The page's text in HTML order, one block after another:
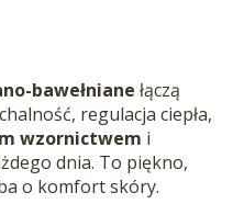
bawełniane łączą
regulacja ciepła,
wzornictwem i
dnia. To piękno,
o komfort skóry.